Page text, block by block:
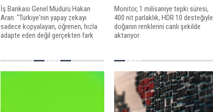
İş Bankası Genel Müdürü Hakan
Aran: "Türkiye'nin yapay zekayı
sadece kopyalayan, öğrenen, hızla
adapte eden değil gerçekten fark
önemsiyoruz"
Monitör, 1 milisaniye tepki süresi,
400 nit parlaklık, HDR 10 desteğiyle
doğanın renklerini canlı şekilde
aktarıyor